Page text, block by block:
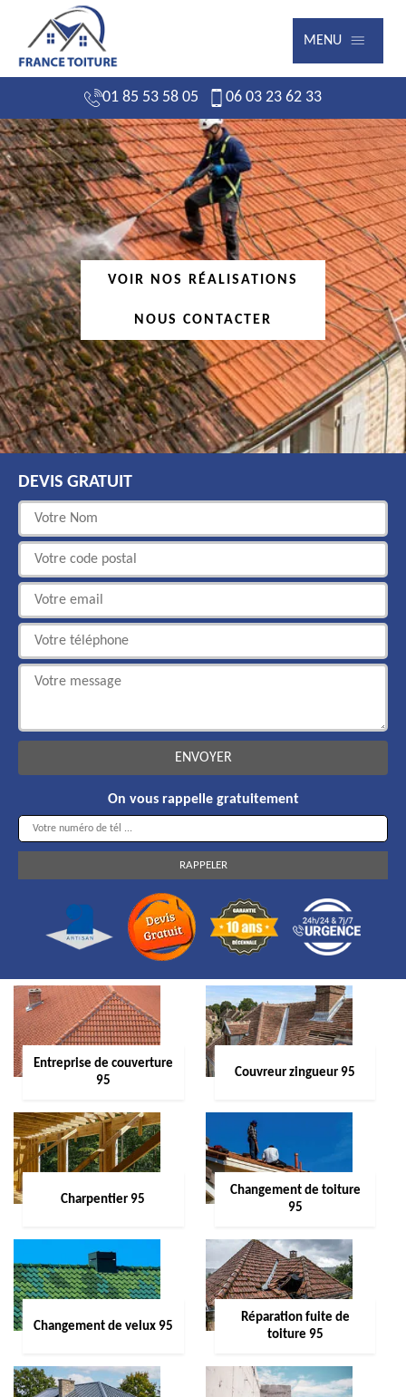
MENU
01 85 53 58 05 06 03 23 62 33
VOIR NOS RÉALISATIONS
NOUS CONTACTER
DEVIS GRATUIT
On vous rappelle gratuitement
Entreprise de couverture
95
Couvreur zingueur 95
Charpentier 95
Changement de toiture
95
Changement de velux 95
Réparation fuite de
toiture 95